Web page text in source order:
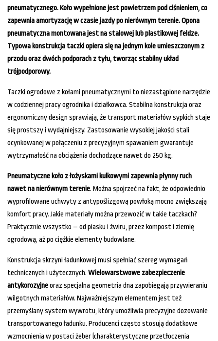
pneumatycznego. Koło wypełnione jest powietrzem pod ciśnieniem, co
zapewnia amortyzację w czasie jazdy po nierównym terenie. Opona
pneumatyczna montowana jest na stalowej lub plastikowej feldze.
Typowa konstrukcja taczki opiera się na jednym kole umieszczonym z
przodu oraz dwóch podporach z tyłu, tworząc stabilny układ
trójpodporowy.
Taczki ogrodowe z kołami pneumatycznymi to niezastąpione narzędzie
w codziennej pracy ogrodnika i działkowca. Stabilna konstrukcja oraz
ergonomiczny design sprawiają, że transport materiałów sypkich staje
się prostszy i wydajniejszy. Zastosowanie wysokiej jakości stali
ocynkowanej w połączeniu z precyzyjnym spawaniem gwarantuje
wytrzymałość na obciążenia dochodzące nawet do 250 kg.
Pneumatyczne koło z łożyskami kulkowymi zapewnia płynny ruch
nawet na nierównym terenie. Można spojrzeć na fakt, że odpowiednio
wyprofilowane uchwyty z antypoślizgową powłoką mocno zwiększają
komfort pracy. Jakie materiały można przewozić w takie taczkach?
Praktycznie wszystko – od piasku i żwiru, przez kompost i ziemię
ogrodową, aż po ciężkie elementy budowlane.
Konstrukcja skrzyni ładunkowej musi spełniać szereg wymagań
technicznych i użytecznych. Wielowarstwowe zabezpieczenie
antykorozyjneoraz specjalna geometria dna zapobiegają przywieraniu
wilgotnych materiałów. Najważniejszym elementem jest też
przemyślany system wywrotu, który umożliwia precyzyjne dozowanie
transportowanego ładunku. Producenci często stosują dodatkowe
wzmocnienia w postaci żeber (charakterystyczne przetłoczenia